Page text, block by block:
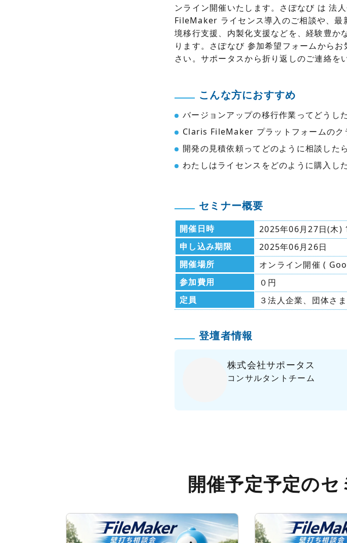
ンライン開催いたします。さぽなび は 法
FileMaker ライセンス導入のご相談や、最
境移行支援、内製化支援などを、経験豊か
ります。さぽなび 参加希望フォームから
さい。サポータスから折り返しのご連絡を
こんな方におすすめ
バージョンアップの移行作業ってどうし
Claris FileMaker プラットフォームのク
開発の見積依頼ってどのように相談した
わたしはライセンスをどのように購入し
セミナー概要
開催日時
2025年06月27日(木)
申し込み期限
2025年06月26日
開催場所
オンライン開催 (
参加費用
０円
定員
３法人企業、団体さま
登壇者情報
株式会社サポータス
コンサルタントチーム
開催予定予定の